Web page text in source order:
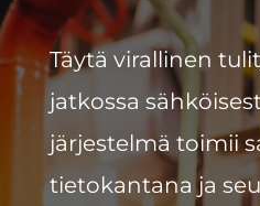
Täytä virallinen
jatkossa
järjestelmä toimii
tietokantana ja